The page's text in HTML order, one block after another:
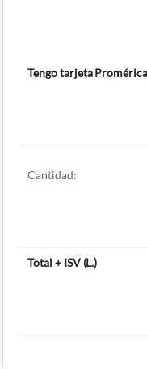
Tengo tarjeta
Cantidad:
Total + ISV(L.)